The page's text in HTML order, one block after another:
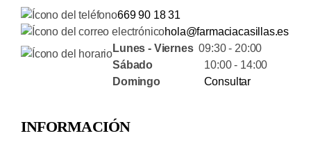
669 90 18 31
hola@farmaciacasillas.es
Lunes - Viernes09:30 - 20:00
Sábado 10:00 - 14:00
Domingo
Consultar
INFORMACIÓN